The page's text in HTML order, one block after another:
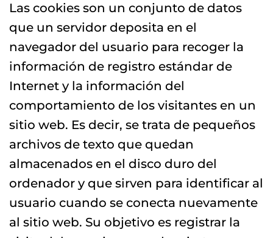
Las cookies son un conjunto de datos
que un servidor deposita en el
navegador del usuario para recoger la
información de registro estándar de
Internet y la información del
comportamiento de los visitantes en un
sitio web. Es decir, se trata de pequeños
archivos de texto que quedan
almacenados en el disco duro del
ordenador y que sirven para identificar al
usuario cuando se conecta nuevamente
al sitio web. Su objetivo es registrar la